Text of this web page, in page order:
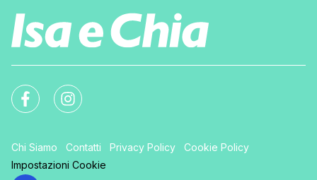
Chi Siamo Contatti Privacy Policy
Cookie Policy
Impostazioni Cookie